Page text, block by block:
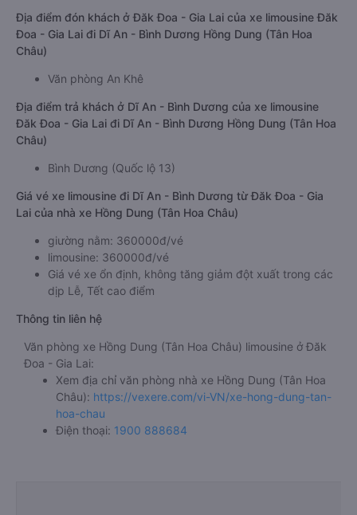
Địa điểm đón khách ở Đăk Đoa - Gia Lai của xe limousine Đăk
Đoa - Gia Lai đi Dĩ An - Bình Dương Hồng Dung (Tân Hoa
Châu)
Văn phòng An Khê
Địa điểm trả khách ở Dĩ An - Bình Dương của xe limousine
Đăk Đoa - Gia Lai đi Dĩ An - Bình Dương Hồng Dung (Tân Hoa
Châu)
Bình Dương (Quốc lộ 13)
Giá vé xe limousine đi Dĩ An - Bình Dương từ Đăk Đoa - Gia
Lai của nhà xe Hồng Dung (Tân Hoa Châu)
giường nằm: 360000đ/vé
limousine: 360000đ/vé
Giá vé xe ổn định, không tăng giảm đột xuất trong các
dịp Lễ, Tết cao điểm
Thông tin liên hệ
Văn phòng xe Hồng Dung (Tân Hoa Châu) limousine ở Đăk
Đoa - Gia Lai:
Xem địa chỉ văn phòng nhà xe Hồng Dung (Tân Hoa
Châu): https://vexere.com/vi-VN/xe-hong-dung-tan-
hoa-chau
Điện thoại: 1900 888684